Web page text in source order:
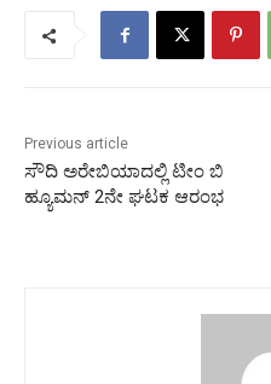
Previous article
ಸೌದಿ ಅರೇಬಿಯಾದಲ್ಲಿ ಟೀಂ ಬಿ
ಹ್ಯೂಮನ್ 2ನೇ ಘಟಕ ಆರಂಭ